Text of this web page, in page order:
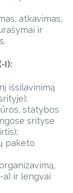
atkavimas,
ir
I):
išsilavinimą
statybos
srityse
paketo
a) ir lengvai